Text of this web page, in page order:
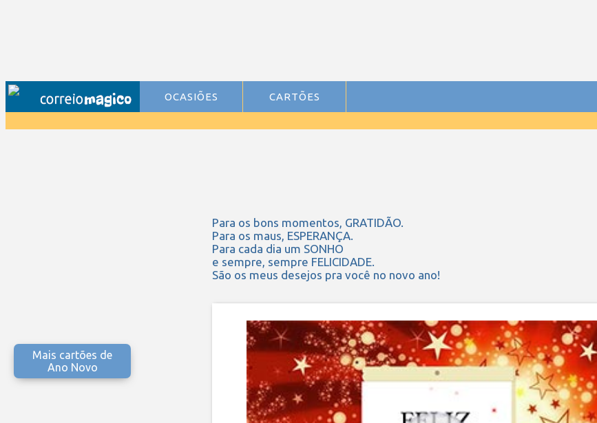
OCASIÕES CARTÕES
Para os bons momentos, GRATIDÃO.
Para os maus, ESPERANÇA.
Para cada dia um SONHO
e sempre, sempre FELICIDADE.
São os meus desejos pra você no novo ano!
Mais cartões de
Ano Novo